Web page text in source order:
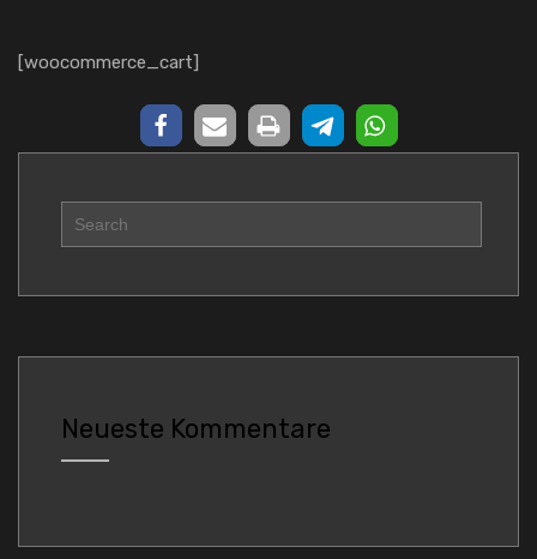
[woocommerce_cart]
Neueste Kommentare